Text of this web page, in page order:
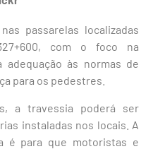
passarelas localizadas
com o foco na
adequação às normas de
para os pedestres.
a travessia poderá ser
instaladas nos locais. A
é para que motoristas e